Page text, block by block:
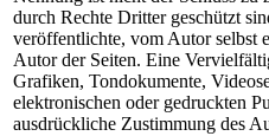
durch Rechte Dritter geschützt
veröffentlichte, vom Autor selbst
Autor der Seiten. Eine
Grafiken, Tondokumente,
elektronischen oder gedruckten
ausdrückliche Zustimmung des